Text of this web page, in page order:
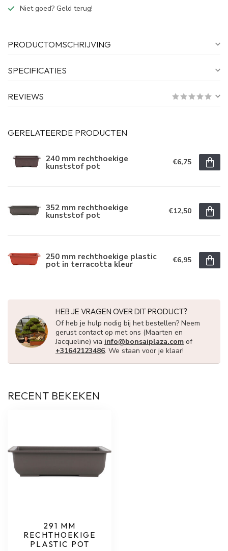
Niet goed? Geld terug!
PRODUCTOMSCHRIJVING
SPECIFICATIES
REVIEWS
GERELATEERDE PRODUCTEN
240 mm rechthoekige
kunststof pot €6,75
352 mm rechthoekige
kunststof pot €12,50
250 mm rechthoekige plastic
pot in terracotta kleur €6,95
HEB JE VRAGEN OVER DIT PRODUCT?
Of heb je hulp nodig bij het bestellen? Neem
gerust contact op met ons (Maarten en
Jacqueline) via info@bonsaiplaza.com of
+31642123486. We staan voor je klaar!
RECENT BEKEKEN
291 MM
RECHTHOEKIGE
PLASTIC POT